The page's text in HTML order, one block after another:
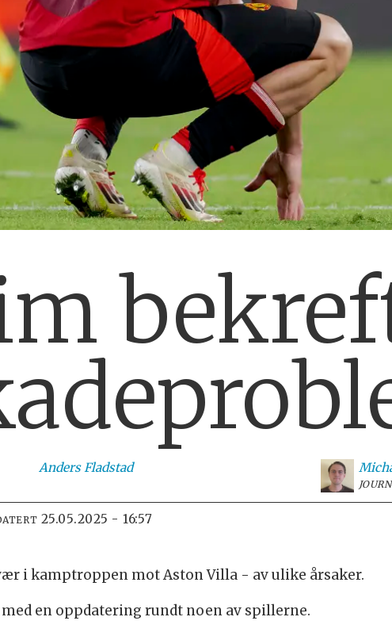
Anders Fladstad
25.05.2025 - 16:57
i kamptroppen mot Aston Villa - av ulike årsaker.
en oppdatering rundt noen av spillerne.